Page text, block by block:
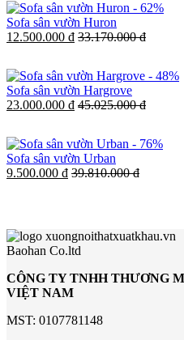
- 62%
Sofa sân vườn Huron
12.500.000 đ 33.170.000 đ
- 48%
Sofa sân vườn Hargrove
23.000.000 đ 45.025.000 đ
- 76%
Sofa sân vườn Urban
9.500.000 đ 39.810.000 đ
Baohan Co.ltd
CÔNG TY TNHH THƯƠNG
VIỆT NAM
MST: 0107781148